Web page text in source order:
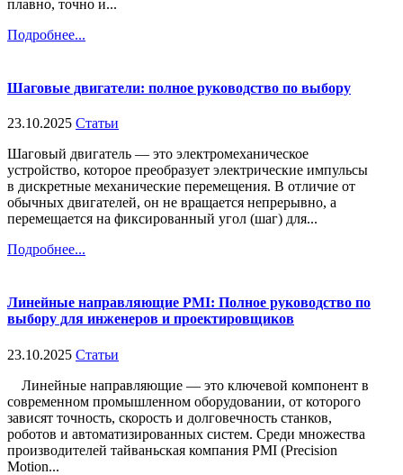
плавно, точно и...
Подробнее...
Шаговые двигатели: полное руководство по выбору
23.10.2025 Статьи
Шаговый двигатель — это электромеханическое
устройство, которое преобразует электрические импульсы
в дискретные механические перемещения. В отличие от
обычных двигателей, он не вращается непрерывно, а
перемещается на фиксированный угол (шаг) для...
Подробнее...
Линейные направляющие PMI: Полное руководство по
выбору для инженеров и проектировщиков
23.10.2025 Статьи
Линейные направляющие — это ключевой компонент в
современном промышленном оборудовании, от которого
зависят точность, скорость и долговечность станков,
роботов и автоматизированных систем. Среди множества
производителей тайваньская компания PMI (Precision
Motion...